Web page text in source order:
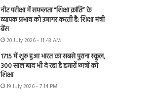
नीट परीक्षा में सफलता “शिक्षा क्रांति” के
व्यापक प्रभाव को उजागर करती है: शिक्षा मंत्री
बैंस
20 July 2026 - 11:43 AM
1715 में शुरू हुआ भारत का सबसे पुराना स्कूल,
300 साल बाद भी दे रहा है हजारों छात्रों को
शिक्षा
19 July 2026 - 7:14 PM